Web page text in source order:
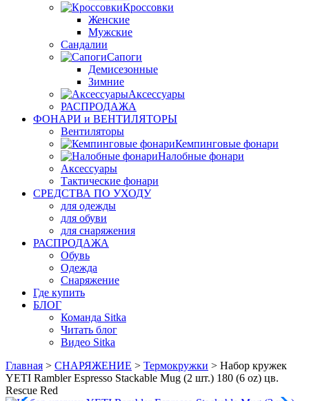
Кроссовки
Женские
Мужские
Сандалии
Сапоги
Демисезонные
Зимние
Аксессуары
РАСПРОДАЖА
ФОНАРИ и ВЕНТИЛЯТОРЫ
Вентиляторы
Кемпинговые фонари
Налобные фонари
Аксессуары
Тактические фонари
СРЕДСТВА ПО УХОДУ
для одежды
для обуви
для снаряжения
РАСПРОДАЖА
Обувь
Одежда
Снаряжение
Где купить
БЛОГ
Команда Sitka
Читать блог
Видео Sitka
Главная > СНАРЯЖЕНИЕ > Термокружки > Набор кружек
YETI Rambler Espresso Stackable Mug (2 шт.) 180 (6 oz) цв.
Rescue Red